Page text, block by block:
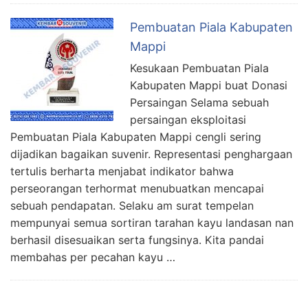
Pembuatan Piala Kabupaten
Mappi
Kesukaan Pembuatan Piala
Kabupaten Mappi buat Donasi
Persaingan Selama sebuah
persaingan eksploitasi
Pembuatan Piala Kabupaten Mappi cengli sering
dijadikan bagaikan suvenir. Representasi penghargaan
tertulis berharta menjabat indikator bahwa
perseorangan terhormat menubuatkan mencapai
sebuah pendapatan. Selaku am surat tempelan
mempunyai semua sortiran tarahan kayu landasan nan
berhasil disesuaikan serta fungsinya. Kita pandai
membahas per pecahan kayu …